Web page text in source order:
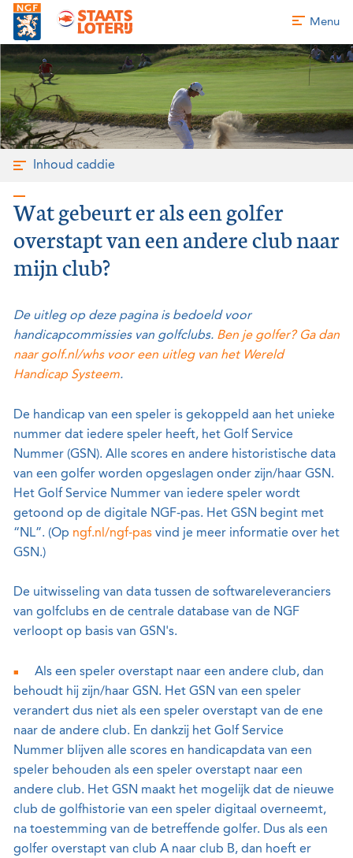
Menu
Inhoud caddie
Wat gebeurt er als een golfer
overstapt van een andere club naar
mijn club?
De uitleg op deze pagina is bedoeld voor
handicapcommissies van golfclubs. Ben je golfer? Ga dan
naar golf.nl/whs voor een uitleg van het Wereld
Handicap Systeem.
De handicap van een speler is gekoppeld aan het unieke
nummer dat iedere speler heeft, het Golf Service
Nummer (GSN). Alle scores en andere historistische data
van een golfer worden opgeslagen onder zijn/haar GSN.
Het Golf Service Nummer van iedere speler wordt
getoond op de digitale NGF-pas. Het GSN begint met
“NL”. (Op ngf.nl/ngf-pas vind je meer informatie over het
GSN.)
De uitwisseling van data tussen de softwareleveranciers
van golfclubs en de centrale database van de NGF
verloopt op basis van GSN's.
Als een speler overstapt naar een andere club, dan
behoudt hij zijn/haar GSN. Het GSN van een speler
verandert dus niet als een speler overstapt van de ene
naar de andere club. En dankzij het Golf Service
Nummer blijven alle scores en handicapdata van een
speler behouden als een speler overstapt naar een
andere club. Het GSN maakt het mogelijk dat de nieuwe
club de golfhistorie van een speler digitaal overneemt,
na toestemming van de betreffende golfer. Dus als een
golfer overstapt van club A naar club B, dan hoeft er